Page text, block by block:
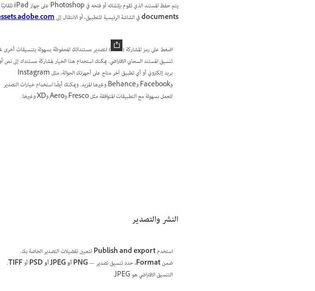
يتم حفظ المستند الذي تقوم بإنشائه أو فتحه في Photoshop على جهاز iPad تلقائيًا على السحابة. ويمكنك العثور على مستنداتك السحابية المحفوظة ضمن علامة التبويب
documentsفي الشاشة الرئيسية للتطبيق، أو الانتقال إلى
اضغط على رمز المشاركة (
) لتصدير مستنداتك المحفوظة بسهولة بتنسيقات أخرى
تنسيق المستند السحابي الافتراضي. يمكنك استخدام هذا الخيار لمشاركةمستندك إلى نص
بريد إلكتروني أو أي تطبيق آخر متاح على أجهزتك الجوالة، مثل Instagram
وFacebook وBehance وغيرها المزيد. ويمكنك أيضًا استخدام خيارات التصدير
للعمل بسهولة مع التطبيقات المتوافقة مثل Fresco وAero وXD وغيرها.
النشر والتصدير
استخدمPublish and exportلتعيين تفضيلات التصدير الخاصة بك.
ضمنFormat، حدد تنسيق تصدير —PNG أو JPEG أو PSD أوTIFF
.
التنسيق الافتراضي هو JPEG.